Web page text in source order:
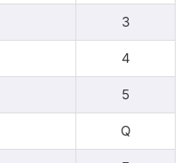
3
4
5
Q